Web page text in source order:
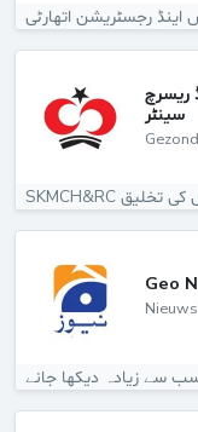
اینڈ رجسٹریشن اتھارٹی
ریسرچ
سینٹر
Geo